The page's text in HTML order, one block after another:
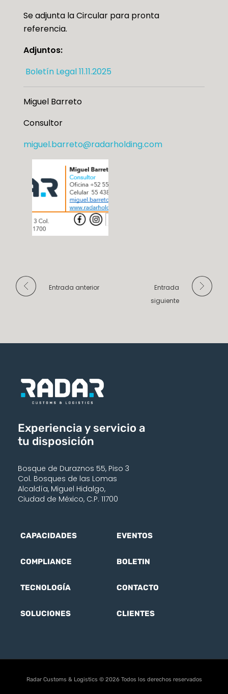
Se adjunta la Circular para pronta
referencia.
Adjuntos:
Boletín Legal 11.11.2025
Miguel Barreto
Consultor
miguel.barreto@radarholding.com
Entrada anterior
Entrada
siguiente
Experiencia y servicio a
tu disposición
Bosque de Duraznos 55, Piso 3
Col. Bosques de las Lomas
Alcaldía, Miguel Hidalgo,
Ciudad de México, C.P. 11700
CAPACIDADES
COMPLIANCE
TECNOLOGÍA
SOLUCIONES
EVENTOS
BOLETIN
CONTACTO
CLIENTES
Radar Customs & Logistics © 2026 Todos los derechos reservados